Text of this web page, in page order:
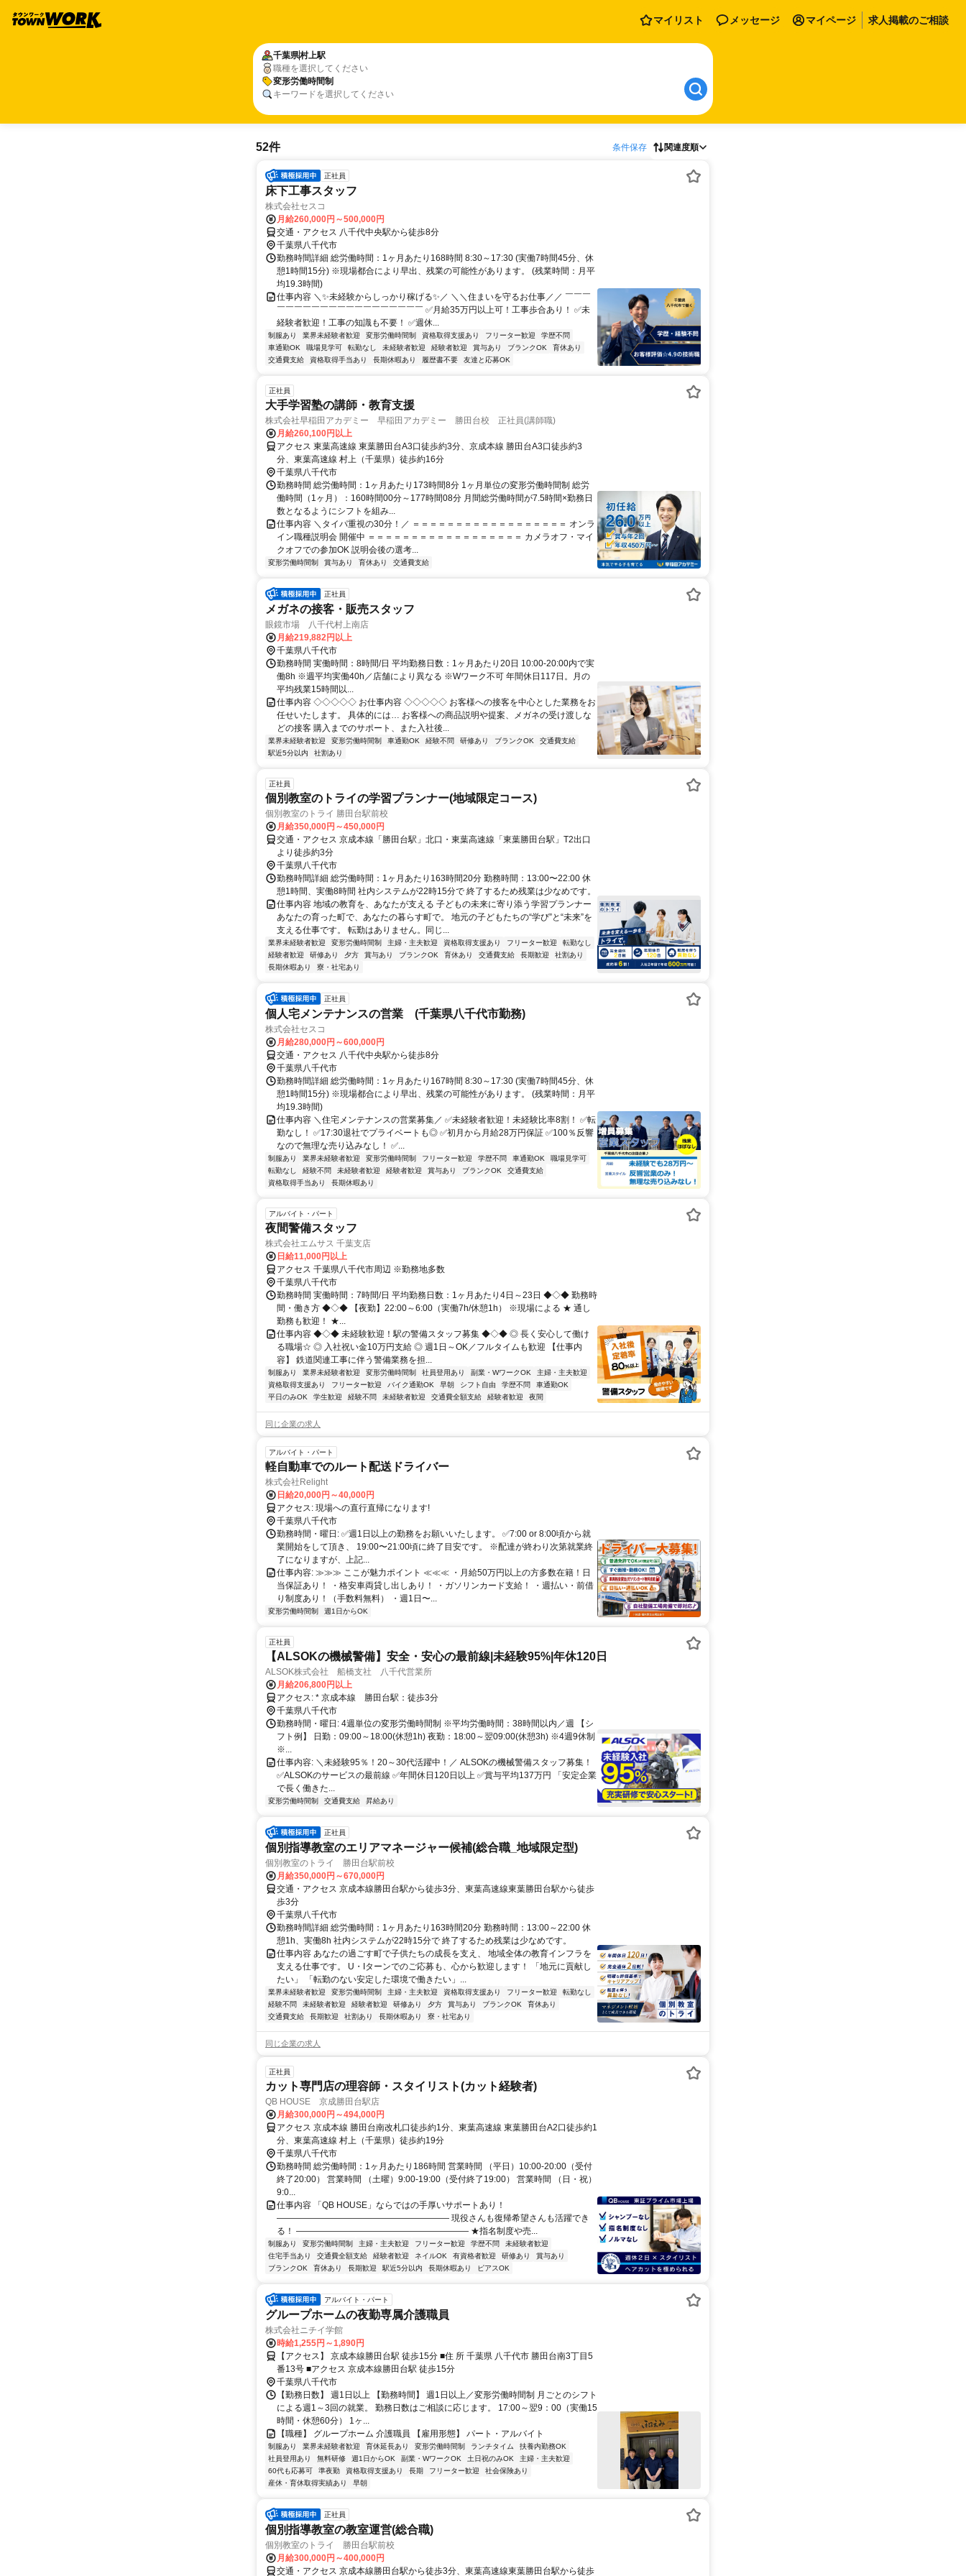
マイリスト メッセージ マイページ 求人掲載のご相談
千葉県村上駅
職種を選択してください
変形労働時間制
キーワードを選択してください
52件 条件保存 関連度順
正社員
床下工事スタッフ
株式会社セスコ
月給260,000円～500,000円
交通・アクセス 八千代中央駅から徒歩8分
千葉県八千代市
勤務時間詳細 総労働時間：1ヶ月あたり168時間 8:30～17:30 (実働7時間45分、休
憩1時間15分) ※現場都合により早出、残業の可能性があります。 (残業時間：月平
均19.3時間)
仕事内容 ＼✨未経験からしっかり稼げる✨／ ＼＼住まいを守るお仕事／／ ￣￣￣
￣￣￣￣￣￣￣￣￣￣￣￣￣￣￣￣￣ ✅月給35万円以上可！工事歩合あり！ ✅未
経験者歓迎！工事の知識も不要！ ✅週休...
制服あり 業界未経験者歓迎 変形労働時間制 資格取得支援あり フリーター歓迎
学歴不問
車通勤OK
職場見学可 転勤なし 未経験者歓迎 経験者歓迎 賞与あり ブランクOK
育休あり
交通費支給
資格取得手当あり 長期休暇あり 履歴書不要 友達と応募OK
正社員
大手学習塾の講師・教育支援
株式会社早稲田アカデミー 早稲田アカデミー 勝田台校 正社員(講師職)
月給260,100円以上
アクセス 東葉高速線 東葉勝田台A3口徒歩約3分、京成本線 勝田台A3口徒歩約3
分、東葉高速線 村上（千葉県）徒歩約16分
千葉県八千代市
勤務時間 総労働時間：1ヶ月あたり173時間8分 1ヶ月単位の変形労働時間制 総労
働時間（1ヶ月）：160時間00分～177時間08分 月間総労働時間が7.5時間×勤務日
数となるようにシフトを組み...
仕事内容 ＼タイパ重視の30分！／ ＝＝＝＝＝＝＝＝＝＝＝＝＝＝＝＝＝＝ オンラ
イン職種説明会 開催中 ＝＝＝＝＝＝＝＝＝＝＝＝＝＝＝＝＝＝ カメラオフ・マイ
クオフでの参加OK 説明会後の選考...
変形労働時間制 賞与あり 育休あり 交通費支給
正社員
メガネの接客・販売スタッフ
眼鏡市場 八千代村上南店
月給219,882円以上
千葉県八千代市
勤務時間 実働時間：8時間/日 平均勤務日数：1ヶ月あたり20日 10:00-20:00内で実
働8h ※週平均実働40h／店舗により異なる ※Wワーク不可 年間休日117日。月の
平均残業15時間以...
仕事内容 ◇◇◇◇◇ お仕事内容 ◇◇◇◇◇ お客様への接客を中心とした業務をお
任せいたします。 具体的には… お客様への商品説明や提案、メガネの受け渡しな
どの接客 購入までのサポート、また入社後...
業界未経験者歓迎 変形労働時間制 車通勤OK 経験不問 研修あり ブランクOK
交通費支給
駅近5分以内
社割あり
正社員
個別教室のトライの学習プランナー(地域限定コース)
個別教室のトライ 勝田台駅前校
月給350,000円～450,000円
交通・アクセス 京成本線「勝田台駅」北口・東葉高速線「東葉勝田台駅」T2出口
より徒歩約3分
千葉県八千代市
勤務時間詳細 総労働時間：1ヶ月あたり163時間20分 勤務時間：13:00〜22:00 休
憩1時間、実働8時間 社内システムが22時15分で 終了するため残業は少なめです。
仕事内容 地域の教育を、あなたが支える 子どもの未来に寄り添う学習プランナー
あなたの育った町で、あなたの暮らす町で。 地元の子どもたちの“学び”と“未来”を
支える仕事です。 転勤はありません。同じ...
業界未経験者歓迎 変形労働時間制 主婦・主夫歓迎 資格取得支援あり フリーター歓迎
転勤なし
経験者歓迎
研修あり 夕方 賞与あり ブランクOK 育休あり 交通費支給 長期歓迎
社割あり
長期休暇あり
寮・社宅あり
正社員
個人宅メンテナンスの営業 (千葉県八千代市勤務)
株式会社セスコ
月給280,000円～600,000円
交通・アクセス 八千代中央駅から徒歩8分
千葉県八千代市
勤務時間詳細 総労働時間：1ヶ月あたり167時間 8:30～17:30 (実働7時間45分、休
憩1時間15分) ※現場都合により早出、残業の可能性があります。 (残業時間：月平
均19.3時間)
仕事内容 ＼住宅メンテナンスの営業募集／ ✅未経験者歓迎！未経験比率8割！ ✅転
勤なし！ ✅17:30退社でプライベートも◎ ✅初月から月給28万円保証 ✅100％反響
なので無理な売り込みなし！ ✅...
制服あり 業界未経験者歓迎 変形労働時間制 フリーター歓迎 学歴不問 車通勤OK
職場見学可
転勤なし
経験不問 未経験者歓迎 経験者歓迎 賞与あり ブランクOK
交通費支給
資格取得手当あり
長期休暇あり
アルバイト・パート
夜間警備スタッフ
株式会社エムサス 千葉支店
日給11,000円以上
アクセス 千葉県八千代市周辺 ※勤務地多数
千葉県八千代市
勤務時間 実働時間：7時間/日 平均勤務日数：1ヶ月あたり4日～23日 ◆◇◆ 勤務時
間・働き方 ◆◇◆ 【夜勤】22:00～6:00（実働7h/休憩1h） ※現場による ★ 通し
勤務も歓迎！ ★...
仕事内容 ◆◇◆ 未経験歓迎！駅の警備スタッフ募集 ◆◇◆ ◎ 長く安心して働け
る職場☆ ◎ 入社祝い金10万円支給 ◎ 週1日～OK／フルタイムも歓迎 【仕事内
容】 鉄道関連工事に伴う警備業務を担...
制服あり 業界未経験者歓迎 変形労働時間制 社員登用あり 副業・WワークOK
主婦・主夫歓迎
資格取得支援あり
フリーター歓迎 バイク通勤OK 早朝 シフト自由 学歴不問
車通勤OK
平日のみOK
学生歓迎 経験不問 未経験者歓迎 交通費全額支給 経験者歓迎 夜間
同じ企業の求人
アルバイト・パート
軽自動車でのルート配送ドライバー
株式会社Relight
日給20,000円～40,000円
アクセス: 現場への直行直帰になります!
千葉県八千代市
勤務時間・曜日: ✅週1日以上の勤務をお願いいたします。 ✅7:00 or 8:00頃から就
業開始をして頂き、 19:00〜21:00頃に終了目安です。 ※配達が終わり次第就業終
了になりますが、上記...
仕事内容: ≫≫≫ ここが魅力ポイント ≪≪≪ ・月給50万円以上の方多数在籍！日
当保証あり！ ・格安車両貸し出しあり！ ・ガソリンカード支給！ ・週払い・前借
り制度あり！（手数料無料） ・週1日〜...
変形労働時間制 週1日からOK
正社員
【ALSOKの機械警備】安全・安心の最前線|未経験95%|年休120日
ALSOK株式会社 船橋支社 八千代営業所
月給206,800円以上
アクセス: * 京成本線 勝田台駅：徒歩3分
千葉県八千代市
勤務時間・曜日: 4週単位の変形労働時間制 ※平均労働時間：38時間以内／週 【シ
フト例】 日勤：09:00～18:00(休憩1h) 夜勤：18:00～翌09:00(休憩3h) ※4週9休制
※...
仕事内容: ＼未経験95％！20～30代活躍中！／ ALSOKの機械警備スタッフ募集！
✅️ALSOKのサービスの最前線 ✅️年間休日120日以上 ✅️賞与平均137万円 「安定企業
で⻑く働きた...
変形労働時間制 交通費支給 昇給あり
正社員
個別指導教室のエリアマネージャー候補(総合職_地域限定型)
個別教室のトライ 勝田台駅前校
月給350,000円～670,000円
交通・アクセス 京成本線勝田台駅から徒歩3分、東葉高速線東葉勝田台駅から徒歩
歩3分
千葉県八千代市
勤務時間詳細 総労働時間：1ヶ月あたり163時間20分 勤務時間：13:00～22:00 休
憩1h、実働8h 社内システムが22時15分で 終了するため残業は少なめです。
仕事内容 あなたの過ごす町で子供たちの成長を支え、 地域全体の教育インフラを
支える仕事です。 U・Iターンでのご応募も、心から歓迎します！ 「地元に貢献し
たい」 「転勤のない安定した環境で働きたい」...
業界未経験者歓迎 変形労働時間制 主婦・主夫歓迎 資格取得支援あり フリーター歓迎
転勤なし
経験不問
未経験者歓迎 経験者歓迎 研修あり 夕方 賞与あり ブランクOK
育休あり
交通費支給
長期歓迎 社割あり 長期休暇あり 寮・社宅あり
同じ企業の求人
正社員
カット専門店の理容師・スタイリスト(カット経験者)
QB HOUSE 京成勝田台駅店
月給300,000円～494,000円
アクセス 京成本線 勝田台南改札口徒歩約1分、東葉高速線 東葉勝田台A2口徒歩約1
分、東葉高速線 村上（千葉県）徒歩約19分
千葉県八千代市
勤務時間 総労働時間：1ヶ月あたり186時間 営業時間 （平日）10:00-20:00（受付
終了20:00） 営業時間 （土曜）9:00-19:00（受付終了19:00） 営業時間 （日・祝）
9:0...
仕事内容 「QB HOUSE」ならではの手厚いサポートあり！
―――――――――――――――――――― 現役さんも復帰希望さんも活躍でき
る！ ―――――――――――――――――――― ★指名制度や売...
制服あり 変形労働時間制 主婦・主夫歓迎 フリーター歓迎 学歴不問
未経験者歓迎
住宅手当あり
交通費全額支給 経験者歓迎 ネイルOK 有資格者歓迎 研修あり
賞与あり
ブランクOK
育休あり 長期歓迎 駅近5分以内 長期休暇あり ピアスOK
アルバイト・パート
グループホームの夜勤専属介護職員
株式会社ニチイ学館
時給1,255円～1,890円
【アクセス】 京成本線勝田台駅 徒歩15分 ■住 所 千葉県 八千代市 勝田台南3丁目5
番13号 ■アクセス 京成本線勝田台駅 徒歩15分
千葉県八千代市
【勤務日数】 週1日以上 【勤務時間】 週1日以上／変形労働時間制 月ごとのシフト
による週1～3回の就業。 勤務日数はご相談に応じます。 17:00～翌9：00（実働15
時間・休憩60分） 1ヶ...
【職種】 グループホーム 介護職員 【雇用形態】 パート・アルバイト
制服あり 業界未経験者歓迎 育休延長あり 変形労働時間制 ランチタイム
扶養内勤務OK
社員登用あり
無料研修 週1日からOK 副業・WワークOK 土日祝のみOK
主婦・主夫歓迎
60代も応募可
準夜勤 資格取得支援あり 長期 フリーター歓迎
社会保険あり
産休・育休取得実績あり
早朝
正社員
個別指導教室の教室運営(総合職)
個別教室のトライ 勝田台駅前校
月給300,000円～400,000円
交通・アクセス 京成本線勝田台駅から徒歩3分、東葉高速線東葉勝田台駅から徒歩